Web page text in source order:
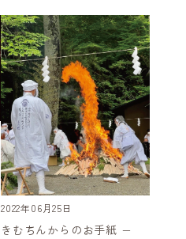
2022年06月25日
きむちんからのお手紙 −